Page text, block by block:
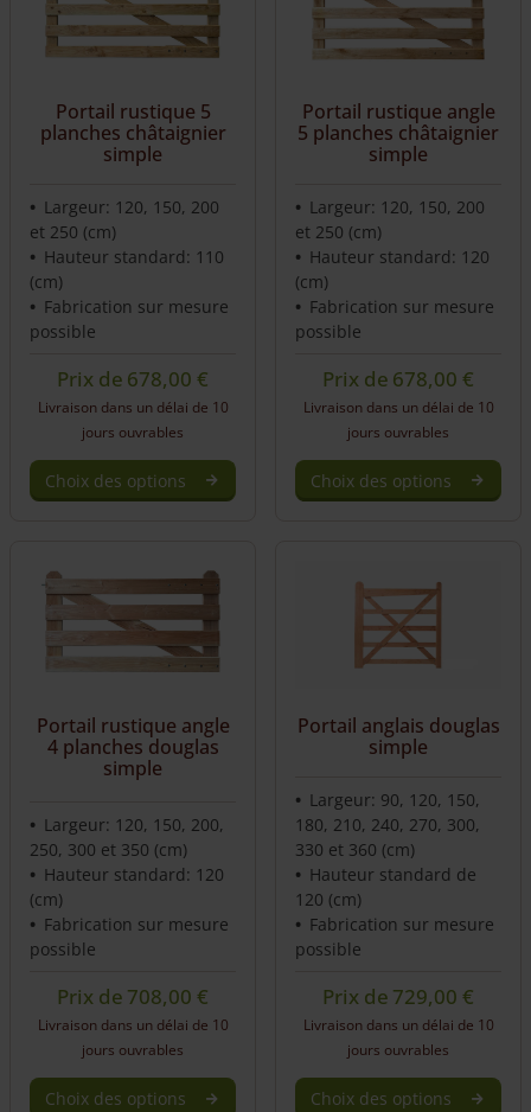
Portail rustique 5
planches châtaignier
simple
Largeur: 120, 150, 200
et 250 (cm)
Hauteur standard: 110
(cm)
Fabrication sur mesure
possible
Prix de 678,00€
Livraison dans un délai de 10
jours ouvrables
Choix des options
Portail rustique angle
5 planches châtaignier
simple
Largeur: 120, 150, 200
et 250 (cm)
Hauteur standard: 120
(cm)
Fabrication sur mesure
possible
Prix de 678,00€
Livraison dans un délai de 10
jours ouvrables
Choix des options
Portail rustique angle
4 planches douglas
simple
Largeur: 120, 150, 200,
250, 300 et 350 (cm)
Hauteur standard: 120
(cm)
Fabrication sur mesure
possible
Prix de 708,00€
Livraison dans un délai de 10
jours ouvrables
Choix des options
Portail anglais douglas
simple
Largeur: 90, 120, 150,
180, 210, 240, 270, 300,
330 et 360 (cm)
Hauteur standard de
120 (cm)
Fabrication sur mesure
possible
Prix de 729,00€
Livraison dans un délai de 10
jours ouvrables
Choix des options